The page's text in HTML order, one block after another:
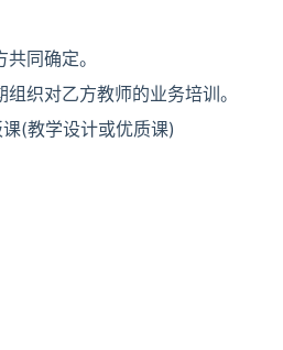
同确定。
织对乙方教师的业务培训。
(教学设计或优质课)